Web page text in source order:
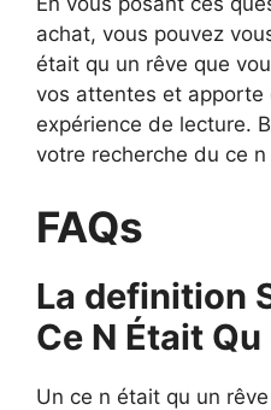
achat, vous pouvez
était qu un rêve que
vos attentes et apporte
expérience de lecture.
votre recherche du ce
FAQs
La definition
Ce N Était Qu
Un ce n était qu un